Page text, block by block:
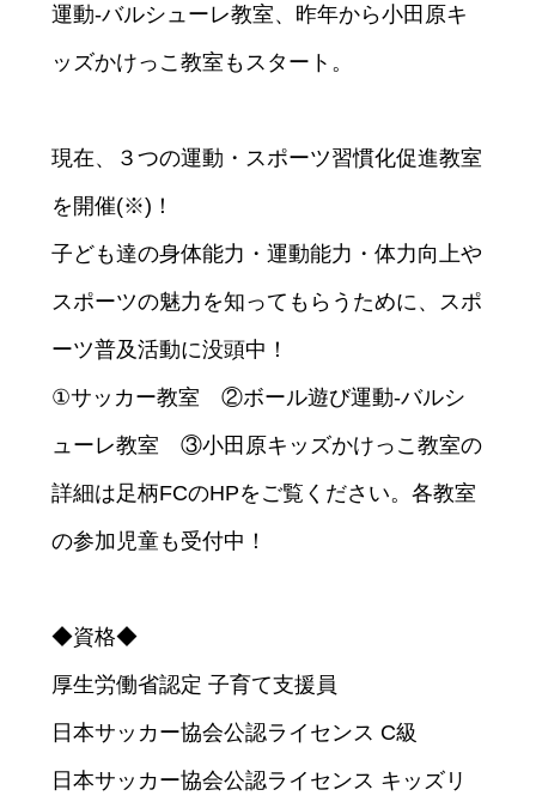
お買い物
運動‐バルシューレ教室、昨年から小田原キ
ッズかけっこ教室もスタート。
現在、３つの運動・スポーツ習慣化促進教室
を開催(※)！
子ども達の身体能力・運動能力・体力向上や
スポーツの魅力を知ってもらうために、スポ
ーツ普及活動に没頭中！
①サッカー教室 ②ボール遊び運動‐バルシ
ューレ教室 ③小田原キッズかけっこ教室の
詳細は足柄FCのHPをご覧ください。各教室
の参加児童も受付中！
◆資格◆
厚生労働省認定 子育て支援員
日本サッカー協会公認ライセンス C級
日本サッカー協会公認ライセンス キッズリ